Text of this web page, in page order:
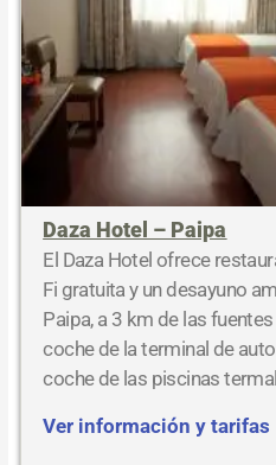
Daza Hotel – Paipa
El Daza Hotel ofrece
Fi gratuita y un desayuno
Paipa, a 3 km de las
coche de la terminal de
coche de las piscinas
Ver información y tarifas